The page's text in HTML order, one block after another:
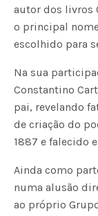
autor dos livros
o principal
escolhido para
Na sua
Constantino
pai, revelando
de criação do
1887 e falecido
Ainda como
numa alusão
ao próprio